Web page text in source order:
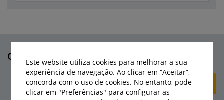
Outras máquinas deste vendedor
+ CRIAR ANÚNCIO
Este website utiliza cookies para melhorar a sua
experiência de navegação. Ao clicar em “Aceitar”,
concorda com o uso de cookies. No entanto, pode
clicar em "Preferências" para configurar as